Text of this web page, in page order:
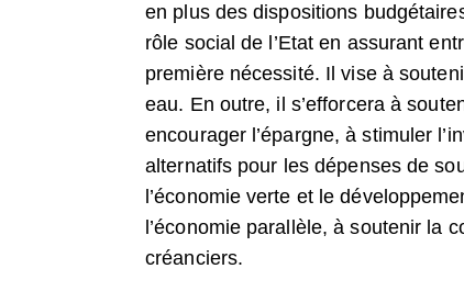
en plus des dispositions
rôle social de l’Etat en assurant
première nécessité. Il vise à
eau. En outre, il s’efforcera à
encourager l’épargne, à stimuler
alternatifs pour les dépenses de
l’économie verte et le
l’économie parallèle, à soutenir la
créanciers.